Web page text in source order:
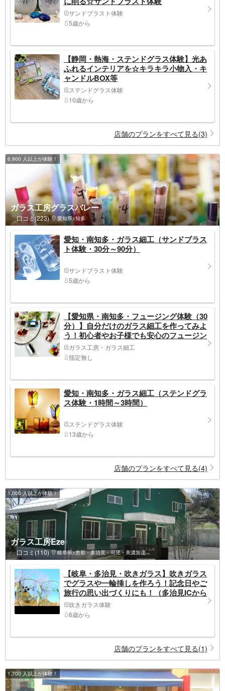
サンドブラスト体験
5歳から
【静岡・熱海・ステンドグラス体験】光あ
ふれるインテリアを☆キラキラ小物入・キ
ャンドルBOX等
ステンドグラス体験
10歳から
店舗のプランをすべて見る(3)
6,900 人以上が体験！
ガラス工房グラスバレー
口コミ(223) 愛知県>知多
愛知・南知多・ガラス細工（サンドブラス
ト体験・30分～90分）
サンドブラスト体験
5歳から
【愛知県・南知多・フュージング体験（30
分）】自分だけのガラス細工を作ってみよ
う！初心者やお子様でも安心のフュージン
グ体験
ガラス工房・ガラス細工
指定無し
愛知・南知多・ガラス細工（ステンドグラ
ス体験・1時間～3時間）
ステンドグラス体験
13歳から
店舗のプランをすべて見る(4)
1,000 人以上が体験！
ガラス工房Eze
口コミ(110) 岐阜県>恵那・多治見・可児・美濃加茂
【岐阜・多治見・吹きガラス】吹きガラス
でグラスや一輪挿しを作ろう！記念日やご
旅行の思い出づくりにも！（多治見ICから
車で10分）
吹きガラス体験
6歳から
店舗のプランをすべて見る(1)
1,700 人以上が体験！